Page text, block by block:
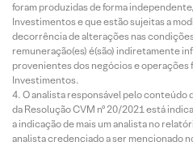
foram produzidas de forma
Investimentos e que estão sujeitas a
decorrência de alterações nas
remuneração(es) é(são) indiretamente
provenientes dos negócios e operações
Investimentos.
O analista responsável pelo
da Resolução CVM nº 20/2021 está
a indicação de mais um analista no
analista credenciado a ser mencionado